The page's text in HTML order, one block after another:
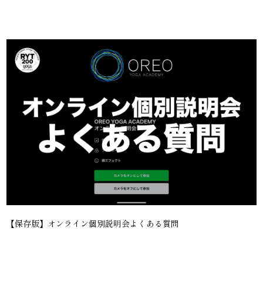
【保存版】オンライン個別説明会よくある質問